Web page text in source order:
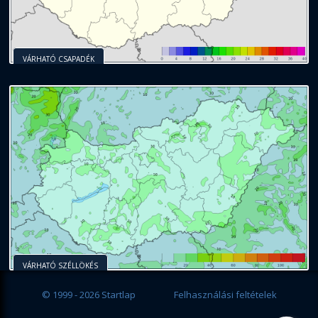
VÁRHATÓ CSAPADÉK
VÁRHATÓ SZÉLLÖKÉS
© 1999 - 2026 Startlap Felhasználási feltételek